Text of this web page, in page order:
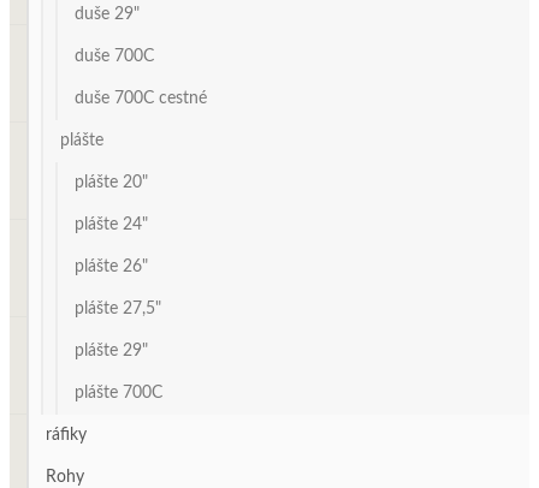
duše 29"
duše 700C
duše 700C cestné
plášte
plášte 20"
plášte 24"
plášte 26"
plášte 27,5"
plášte 29"
plášte 700C
ráfiky
Rohy